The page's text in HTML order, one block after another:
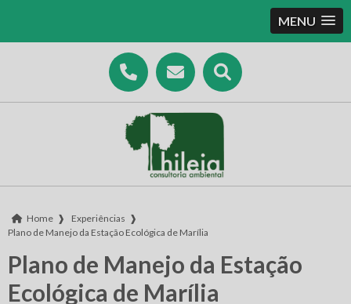
MENU
Home ❱ Experiências ❱
Plano de Manejo da Estação Ecológica de Marília
Plano de Manejo da Estação
Ecológica de Marília